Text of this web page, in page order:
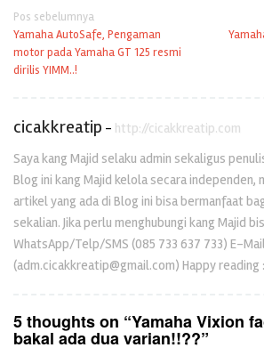
Navigasi
pos
Pos sebelumnya
Yamaha AutoSafe, Pengaman
motor pada Yamaha GT 125 resmi
dirilis YIMM..!
cicakkreatip - http://cicakkreatip.com
Saya kang Majid selaku admin sekaligus
Blog ini kang Majid kelola secara independen,
artikel yang ada di Blog ini bisa bermanfaat
sekalian. Jika perlu menghubungi kang Majid
WhatsApp/Telp/SMS (085 733 637 733) E-
(adm.cicakkreatip@gmail.com) Happy reading
5 thoughts on “Yamaha Vixion
bakal ada dua varian!!??”